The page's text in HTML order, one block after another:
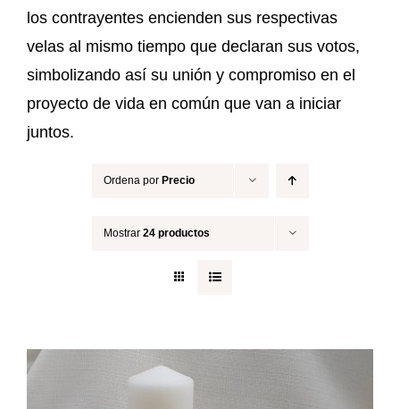
los contrayentes encienden sus respectivas
velas al mismo tiempo que declaran sus votos,
simbolizando así su unión y compromiso en el
proyecto de vida en común que van a iniciar
juntos.
Ordena por Precio
Mostrar 24 productos